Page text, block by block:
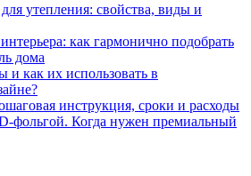
утепления: свойства, виды и
как гармонично подобрать
дома
и как их использовать в
инструкция, сроки и расходы
фольгой. Когда нужен премиальный